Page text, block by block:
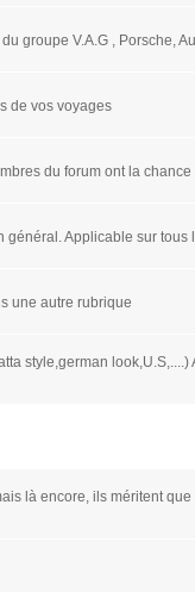
groupe V.A.G , Porsche,
de vos voyages
du forum ont la
Applicable sur tous
une autre rubrique
style,german look,U.S,....)
là encore, ils méritent